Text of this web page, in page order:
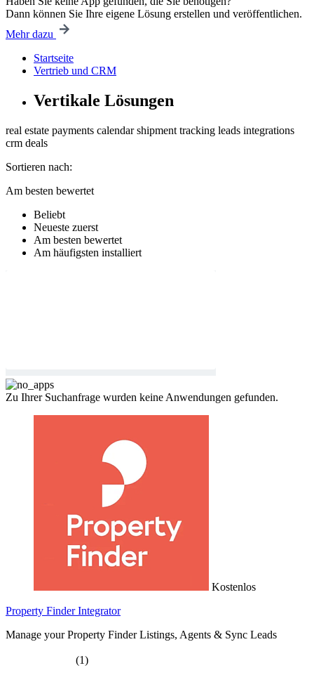
Dann können Sie Ihre eigene Lösung erstellen und veröffentlichen.
Mehr dazu
Startseite
Vertrieb und CRM
Vertikale Lösungen
real estate payments calendar shipment tracking leads integrations
crm deals
Sortieren nach:
Am besten bewertet
Beliebt
Neueste zuerst
Am besten bewertet
Am häufigsten installiert
Zu Ihrer Suchanfrage wurden keine Anwendungen gefunden.
Kostenlos
Property Finder Integrator
Manage your Property Finder Listings, Agents & Sync Leads
(1)